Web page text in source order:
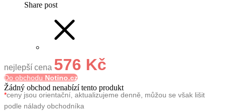
Share post
nejlepší cena 576 Kč
Do obchodu Notino.cz
Žádný obchod nenabízí tento produkt
*ceny jsou orientační, aktualizujeme denně, můžou se však lišit
podle nálady obchodníka